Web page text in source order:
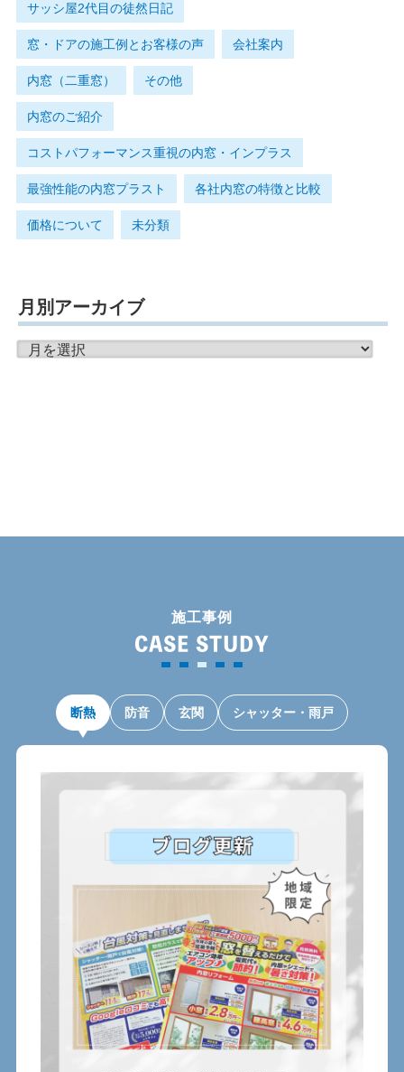
サッシ屋2代目の徒然日記
窓・ドアの施工例とお客様の声
内窓（二重窓） その他
会社案内
内窓のご紹介
コストパフォーマンス重視の内窓・インプラス
最強性能の内窓プラスト 各社内窓の特徴と比較
価格について 未分類
月別アーカイブ
月
別
施工事例
CASE STUDY
断熱 防音 玄関 シャッター・雨戸